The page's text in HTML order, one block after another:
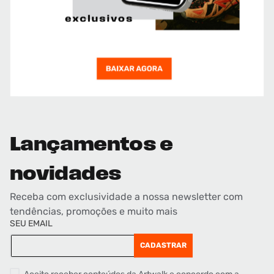
Lançamentos e
novidades
Receba com exclusividade a nossa newsletter com
tendências, promoções e muito mais
SEU EMAIL
CADASTRAR